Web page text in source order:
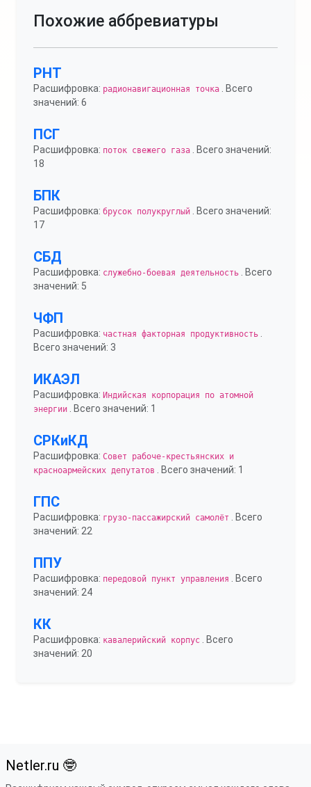
Похожие аббревиатуры
РНТ
Расшифровка: радионавигационная точка . Всего
значений: 6
ПСГ
Расшифровка: поток свежего газа . Всего значений:
18
БПК
Расшифровка: брусок полукруглый . Всего значений:
17
СБД
Расшифровка: служебно-боевая деятельность . Всего
значений: 5
ЧФП
Расшифровка: частная факторная продуктивность
Всего значений: 3
ИКАЭЛ
Расшифровка: Индийская корпорация по атомной
энергии . Всего значений: 1
СРКиКД
Расшифровка: Совет рабоче-крестьянских и
красноармейских депутатов
. Всего значений: 1
ГПС
Расшифровка: грузо-пассажирский самолёт
. Всего
значений: 22
ППУ
Расшифровка: передовой пункт управления
. Всего
значений: 24
КК
Расшифровка: кавалерийский корпус . Всего
значений: 20
Netler.ru 🤓